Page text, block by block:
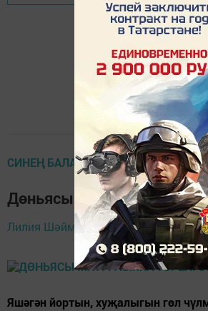
СИНЕҢ БАЛАЛАРЫҢ, МӨСЛИМ!
Дөньясы матурлыкка
Лилия Шәймиева, 17 октябрь 2022 -
17:41
Яшәгән йортын, хуҗалыгын гөл